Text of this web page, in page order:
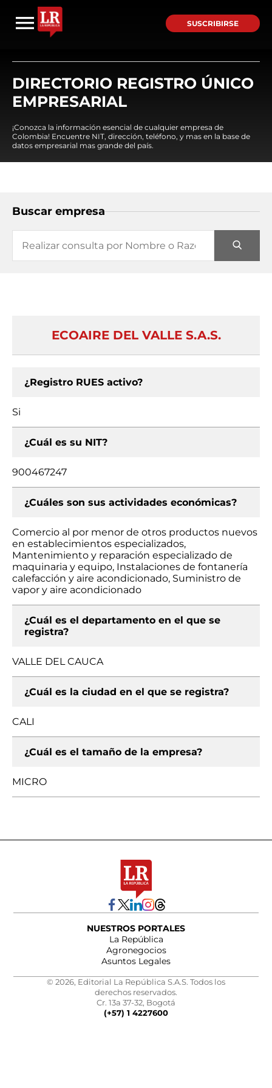
SUSCRIBIRSE
DIRECTORIO REGISTRO ÚNICO
EMPRESARIAL
¡Conozca la información esencial de cualquier empresa de
Colombia! Encuentre NIT, dirección, teléfono, y mas en la base de
datos empresarial mas grande del país.
Buscar empresa
ECOAIRE DEL VALLE S.A.S.
¿Registro RUES activo?
Si
¿Cuál es su NIT?
900467247
¿Cuáles son sus actividades económicas?
Comercio al por menor de otros productos nuevos
en establecimientos especializados,
Mantenimiento y reparación especializado de
maquinaria y equipo, Instalaciones de fontanería
calefacción y aire acondicionado, Suministro de
vapor y aire acondicionado
¿Cuál es el departamento en el que se
registra?
VALLE DEL CAUCA
¿Cuál es la ciudad en el que se registra?
CALI
¿Cuál es el tamaño de la empresa?
MICRO
NUESTROS PORTALES
La República
Agronegocios
Asuntos Legales
© 2026, Editorial La República S.A.S. Todos los
derechos reservados.
Cr. 13a 37-32, Bogotá
(+57) 1 4227600